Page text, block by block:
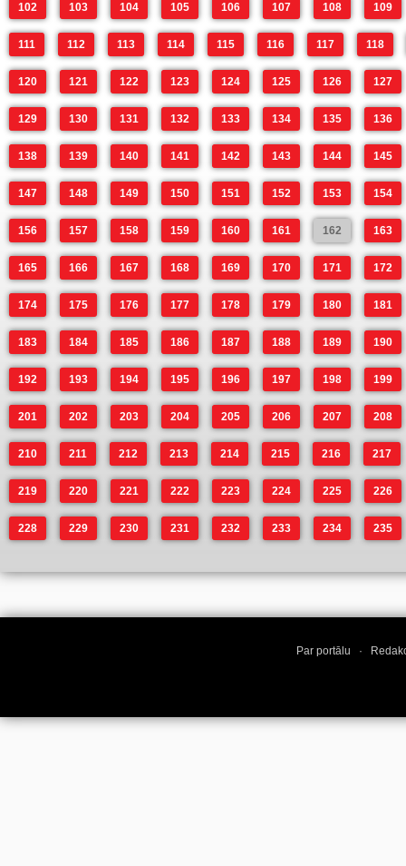
102 103 104 105 106 107 108 109
111 112 113 114 115 116 117 118
120 121 122 123 124 125 126 127
129 130 131 132 133 134 135 136
138 139 140 141 142 143 144 145
147 148 149 150 151 152 153 154
156 157 158 159 160 161 162 163
165 166 167 168 169 170 171 172
174 175 176 177 178 179 180 181
183 184 185 186 187 188 189 190
192 193 194 195 196 197 198 199
201 202 203 204 205 206 207 208
210 211 212 213 214 215 216 217
219 220 221 222 223 224 225 226
228 229 230 231 232 233 234 235
Par portālu ·